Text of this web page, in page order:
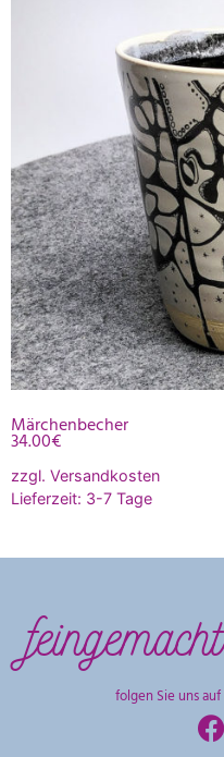
Märchenbecher
34.00€
zzgl. Versandkosten
Lieferzeit: 3-7 Tage
feingemacht
folgen Sie uns auf